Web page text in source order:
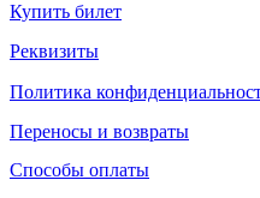
Купить билет
Реквизиты
Политика
Переносы и возвраты
Способы оплаты